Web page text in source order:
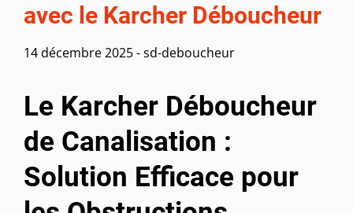
avec le Karcher Déboucheur
14 décembre 2025-sd-deboucheur
Le Karcher Déboucheur
de Canalisation :
Solution Efficace pour